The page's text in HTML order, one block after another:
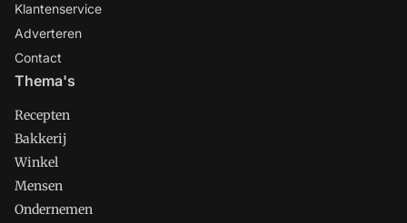
Klantenservice
Adverteren
Contact
Thema's
Recepten
Bakkerij
Winkel
Mensen
Ondernemen